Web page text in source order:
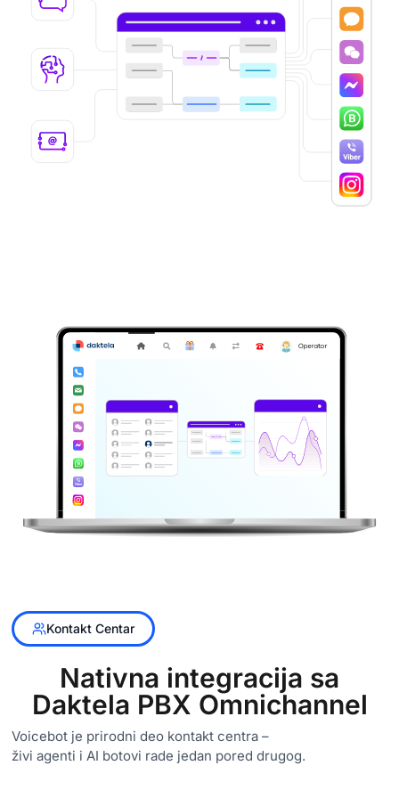
Kontakt Centar
Nativna integracija sa
Daktela PBX Omnichannel
Voicebot je prirodni deo kontakt centra –
živi agenti i AI botovi rade jedan pored drugog.